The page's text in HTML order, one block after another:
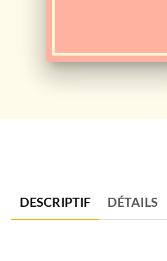
DESCRIPTIF DÉTAILS